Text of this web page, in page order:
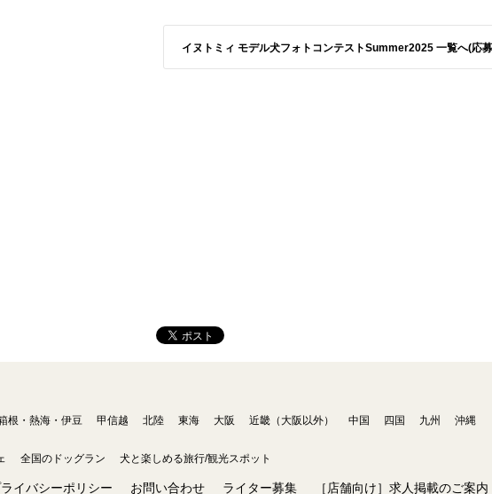
イヌトミィ モデル犬フォトコンテストSummer2025 一覧へ(応
根・熱海・伊豆 甲信越 北陸 東海 大阪 近畿（大阪以外） 中国 四国 九州
沖縄
全国のドッグラン 犬と楽しめる旅行/観光スポット
イバシーポリシー お問い合わせ ライター募集 ［店舗向け］求人掲載のご案内